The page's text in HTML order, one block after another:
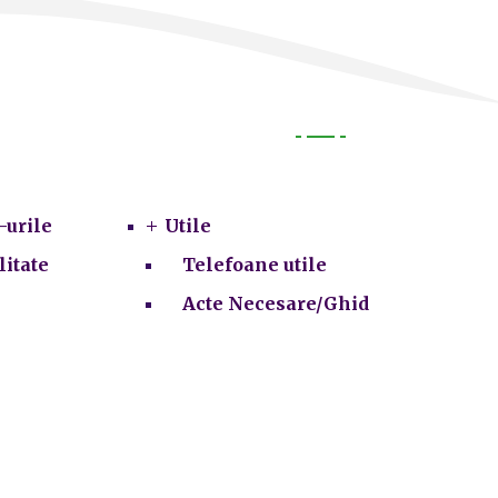
urile
Utile
Telefoane utile
Acte Necesare/Ghid